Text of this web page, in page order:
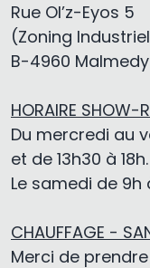
Rue Ol’z-Eyos 5
(Zoning
B-4960 Malmedy
HORAIRE SHOW-
Du mercredi au
et de 13h30 à 18h.
Le samedi de 9h
CHAUFFAGE -
Merci de